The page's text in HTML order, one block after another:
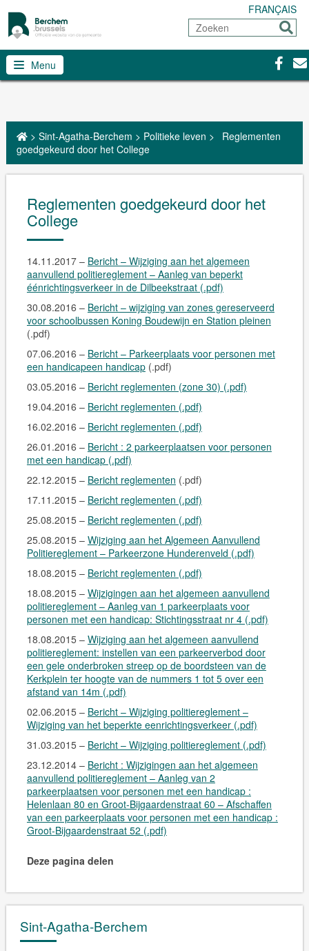
FRANÇAIS
Zoeken
Sturen
Menu
> Sint-Agatha-Berchem > Politieke leven >
Reglementen
goedgekeurd door het College
Reglementen goedgekeurd door het
College
14.11.2017 – Bericht – Wijziging aan het algemeen
aanvullend politiereglement – Aanleg van beperkt
éénrichtingsverkeer in de Dilbeekstraat (.pdf)
30.08.2016 – Bericht – wijziging van zones gereserveerd
voor schoolbussen Koning Boudewijn en Station pleinen
(.pdf)
07.06.2016 – Bericht – Parkeerplaats voor personen met
een handicapeen handicap(.pdf)
03.05.2016 – Bericht reglementen (zone 30) (.pdf)
19.04.2016 – Bericht reglementen (.pdf)
16.02.2016 – Bericht reglementen (.pdf)
26.01.2016 – Bericht : 2 parkeerplaatsen voor personen
met een handicap (.pdf)
22.12.2015 – Bericht reglementen (.pdf)
17.11.2015 – Bericht reglementen (.pdf)
25.08.2015 – Bericht reglementen (.pdf)
25.08.2015 – Wijziging aan het Algemeen Aanvullend
Politiereglement – Parkeerzone Hunderenveld (.pdf)
18.08.2015 – Bericht reglementen (.pdf)
18.08.2015 – Wijzigingen aan het algemeen aanvullend
politiereglement – Aanleg van 1 parkeerplaats voor
personen met een handicap: Stichtingsstraat nr 4 (.pdf)
18.08.2015 – Wijziging aan het algemeen aanvullend
politiereglement: instellen van een parkeerverbod door
een gele onderbroken streep op de boordsteen van de
Kerkplein ter hoogte van de nummers 1 tot 5 over een
afstand van 14m (.pdf)
02.06.2015 – Bericht – Wijziging politiereglement –
Wijziging van het beperkte eenrichtingsverkeer (.pdf)
31.03.2015 – Bericht – Wijziging politiereglement (.pdf)
23.12.2014 – Bericht : Wijzigingen aan het algemeen
aanvullend politiereglement – Aanleg van 2
parkeerplaatsen voor personen met een handicap :
Helenlaan 80 en Groot-Bijgaardenstraat 60 – Afschaffen
van een parkeerplaats voor personen met een handicap :
Groot-Bijgaardenstraat 52 (.pdf)
Deze pagina delen
Sint-Agatha-Berchem